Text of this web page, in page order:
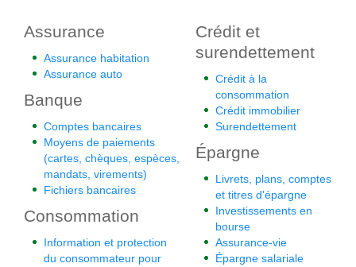
Assurance
Assurance habitation
Assurance auto
Banque
Comptes bancaires
Moyens de paiements
(cartes, chèques, espèces,
mandats, virements)
Fichiers bancaires
Consommation
Information et protection
du consommateur pour
Crédit et
surendettement
Crédit à la
consommation
Crédit immobilier
Surendettement
Épargne
Livrets, plans, comptes
et titres d'épargne
Investissements en
bourse
Assurance-vie
Épargne salariale